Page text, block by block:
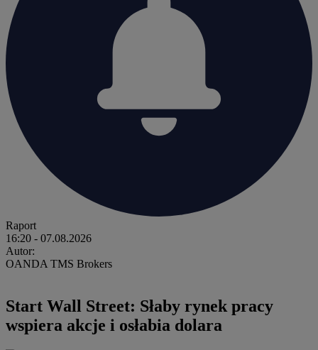
Raport
16:20 - 07.08.2026
Autor:
OANDA TMS Brokers
Start Wall Street: Słaby rynek pracy
wspiera akcje i osłabia dolara